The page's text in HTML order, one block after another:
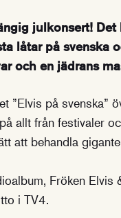
julkonsert!
låtar på svenska
och en jädrans
”Elvis på
allt från festivaler
att behandla
Fröken
i TV4.